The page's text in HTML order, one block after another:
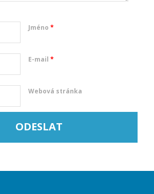
Jméno *
E-mail *
Webová stránka